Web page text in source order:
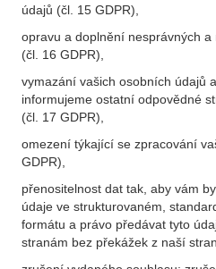
údajů (čl. 15 GDPR),
opravu a doplnění nesprávných
(čl. 16 GDPR),
vymazání vašich osobních údajů
informujeme ostatní odpovědné
(čl. 17 GDPR),
omezení týkající se zpracování
GDPR),
přenositelnost dat tak, aby vám
údaje ve strukturovaném,
formátu a právo předávat tyto
stranám bez překážek z naší